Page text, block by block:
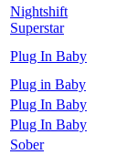
Nightshift
Superstar
Plug In Baby
Plug in Baby
Plug In Baby
Plug In Baby
Sober